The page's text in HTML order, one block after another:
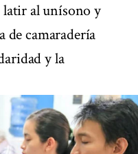
latir al unísono y
de camaradería
y la